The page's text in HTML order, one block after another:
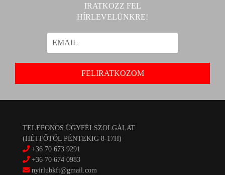
IRATKOZZ FEL
HÍRLEVELÜNKRE!
TELEFONOS ÜGYFÉLSZOLGÁLAT
(HÉTFŐTŐL PÉNTEKIG 8-17H)
+36 70 673 9291
+36 70 674 0983
nyirlubkft@gmail.com